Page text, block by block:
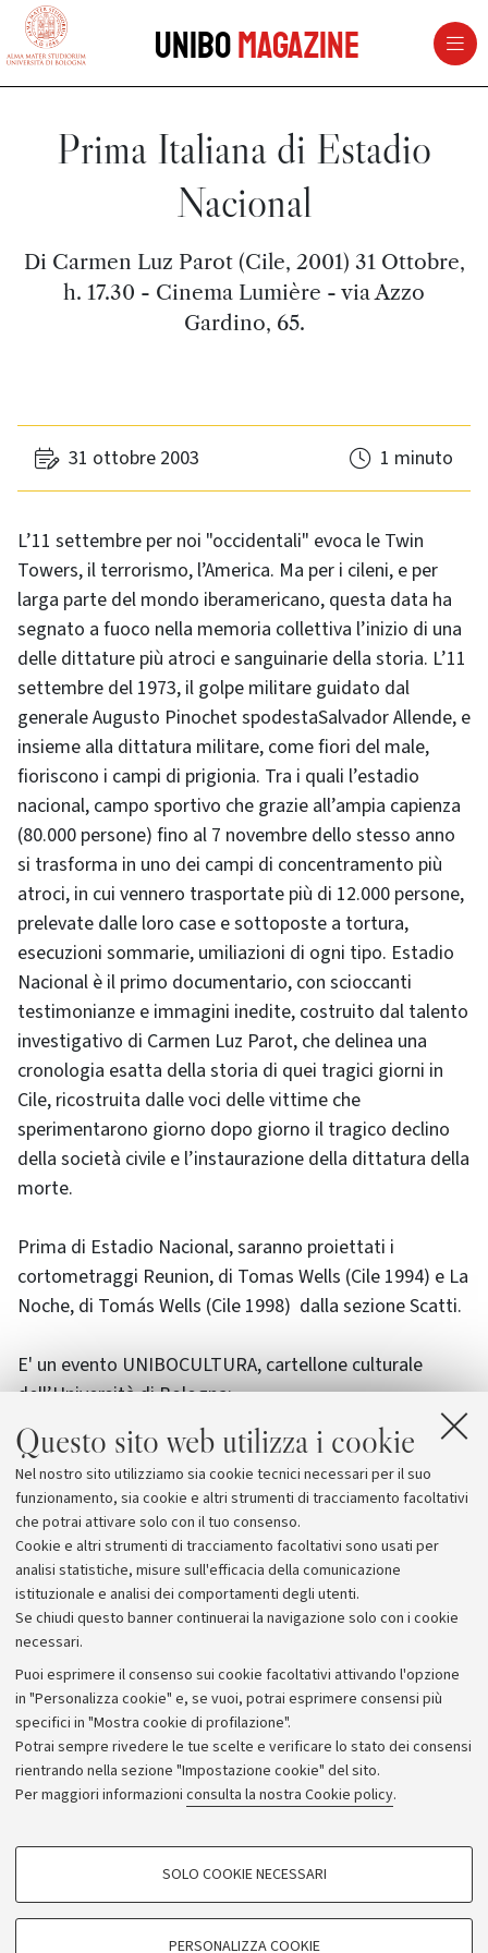
Questo sito web utilizza i cookie
Nel nostro sito utilizziamo sia cookie tecnici necessari per il suo
funzionamento, sia cookie e altri strumenti di tracciamento facoltativi
che potrai attivare solo con il tuo consenso.
Cookie e altri strumenti di tracciamento facoltativi sono usati per
analisi statistiche, misure sull'efficacia della comunicazione
istituzionale e analisi dei comportamenti degli utenti.
Se chiudi questo banner continuerai la navigazione solo con i cookie
necessari.
Puoi esprimere il consenso sui cookie facoltativi attivando l'opzione
in "Personalizza cookie" e, se vuoi, potrai esprimere consensi più
specifici in "Mostra cookie di profilazione".
Potrai sempre rivedere le tue scelte e verificare lo stato dei consensi
rientrando nella sezione "Impostazione cookie" del sito.
Per maggiori informazioni consulta la nostra Cookie policy.
COOKIE DI PROFILAZIONE - FACOLTATIVI
SOLO COOKIE NECESSARI
PERSONALIZZA COOKIE
vai al contenuto della pagina
UniboMagazine
Prima Italiana di Estadio
Nacional
Di Carmen Luz Parot (Cile, 2001) 31 Ottobre,
h. 17.30 - Cinema Lumière - via Azzo
Gardino, 65.
31 ottobre 2003 1 minuto
L’11 settembre per noi "occidentali" evoca le Twin
Towers, il terrorismo, l’America. Ma per i cileni, e per
larga parte del mondo iberamericano, questa data ha
segnato a fuoco nella memoria collettiva l’inizio di una
delle dittature più atroci e sanguinarie della storia. L’11
settembre del 1973, il golpe militare guidato dal
generaleAugusto PinochetspodestaSalvador Allende, e
insieme alla dittatura militare, come fiori del male,
fioriscono i campi di prigionia. Tra i quali l’estadio
nacional, campo sportivo che grazie all’ampia capienza
(80.000 persone) fino al 7 novembre dello stesso anno
si trasforma in uno dei campi di concentramento più
atroci, in cui vennero trasportate più di 12.000 persone,
prelevate dalle loro case e sottoposte a tortura,
esecuzioni sommarie, umiliazioni di ogni tipo. Estadio
Nacional è il primo documentario, con scioccanti
testimonianze e immagini inedite, costruito dal talento
investigativo di Carmen Luz Parot, che delinea una
cronologia esatta della storia di quei tragici giorni in
Cile, ricostruita dalle voci delle vittime che
sperimentarono giorno dopo giorno il tragico declino
della società civile e l’instaurazione della dittatura della
morte.
Prima di Estadio Nacional, saranno proiettati i
cortometraggi Reunion, di Tomas Wells (Cile 1994) e La
Noche, di Tomás Wells (Cile 1998) dalla sezione Scatti.
E' un evento UNIBOCULTURA, cartellone culturale
dell’Università di Bologna:
sono disponibili per gli studenti entrate gratuite,
prenotandosi via e-mailpress@iberamericana.orgo
chiamando il 340/5960316 entro le 12 del giorno della
proiezione.
Archivio
Comunicati stampa
Redazione
Rassegna stampa